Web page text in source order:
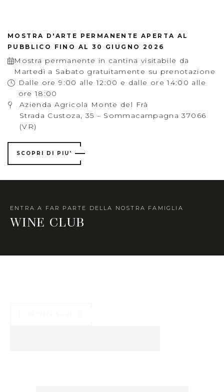
MOSTRA D'ARTE PERMANENTE APERTA AL
PUBBLICO FINO AL 30 GIUGNO 2026
Mostra permanente in cantina visitabile da
Martedì a Sabato gratuitamente su prenotazione
Dalle ore 9:00 alle 12:00 e dalle ore 14:00 alle
ore 18:00
Azienda Agricola Monte del Frà
Strada Custoza, 35 – Sommacampagna 37066
(VR)
SCOPRI DI PIU'
ENTRA A FAR PARTE DELLA NOSTRA FAMIGLIA
WINE CLUB